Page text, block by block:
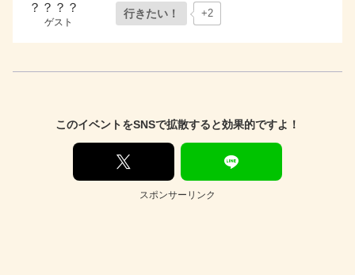
？？？？
ゲスト
行きたい！ +2
このイベントをSNSで拡散すると効果的ですよ！
スポンサーリンク